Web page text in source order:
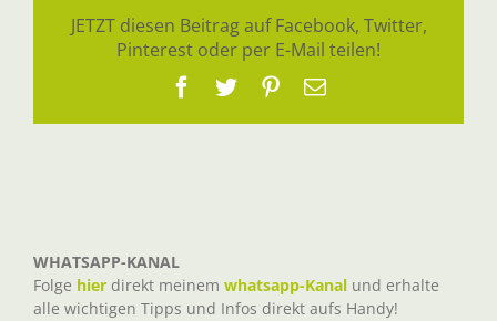
JETZT diesen Beitrag auf Facebook, Twitter,
Pinterest oder per E-Mail teilen!
Facebook
TwitterPinterest
E-
WHATSAPP-KANAL
Folge hier direkt meinem whatsapp-Kanal und erhalte
alle wichtigen Tipps und Infos direkt aufs Handy!